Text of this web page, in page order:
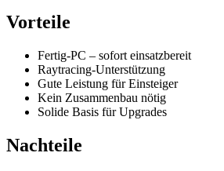
Vorteile
Fertig-PC – sofort einsatzbereit
Raytracing-Unterstützung
Gute Leistung für Einsteiger
Kein Zusammenbau nötig
Solide Basis für Upgrades
Nachteile